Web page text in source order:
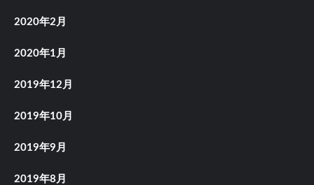
2020年2月
2020年1月
2019年12月
2019年10月
2019年9月
2019年8月